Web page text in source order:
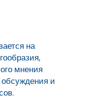
на
мнения
обсуждения и